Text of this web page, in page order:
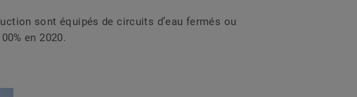
sont équipés de circuits d’eau fermés ou
en 2020.